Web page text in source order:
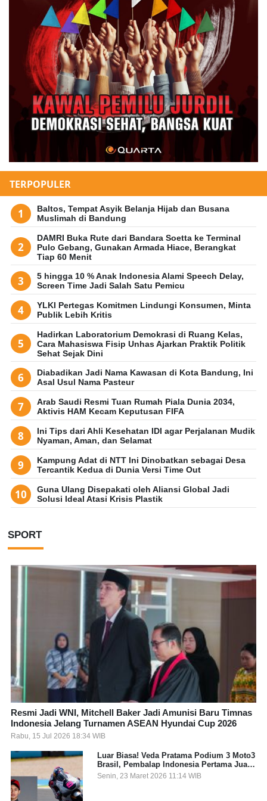
TERPOPULER
Baltos, Tempat Asyik Belanja Hijab dan Busana
Muslimah di Bandung
DAMRI Buka Rute dari Bandara Soetta ke Terminal
Pulo Gebang, Gunakan Armada Hiace, Berangkat
Tiap 60 Menit
5 hingga 10 % Anak Indonesia Alami Speech Delay,
Screen Time Jadi Salah Satu Pemicu
YLKI Pertegas Komitmen Lindungi Konsumen, Minta
Publik Lebih Kritis
Hadirkan Laboratorium Demokrasi di Ruang Kelas,
Cara Mahasiswa Fisip Unhas Ajarkan Praktik Politik
Sehat Sejak Dini
Diabadikan Jadi Nama Kawasan di Kota Bandung, Ini
Asal Usul Nama Pasteur
Arab Saudi Resmi Tuan Rumah Piala Dunia 2034,
Aktivis HAM Kecam Keputusan FIFA
Ini Tips dari Ahli Kesehatan IDI agar Perjalanan Mudik
Nyaman, Aman, dan Selamat
Kampung Adat di NTT Ini Dinobatkan sebagai Desa
Tercantik Kedua di Dunia Versi Time Out
Guna Ulang Disepakati oleh Aliansi Global Jadi
Solusi Ideal Atasi Krisis Plastik
SPORT
Resmi Jadi WNI, Mitchell Baker Jadi Amunisi Baru Timnas
Indonesia Jelang Turnamen ASEAN Hyundai Cup 2026
Rabu, 15 Jul 2026 18:34 WIB
Luar Biasa! Veda Pratama Podium 3 Moto3
Brasil, Pembalap Indonesia Pertama Juara
Grand Prix
Senin, 23 Maret 2026 11:14 WIB